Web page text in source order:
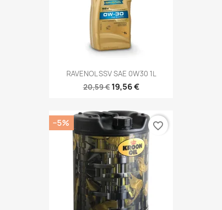
RAVENOL SSV SAE 0W30 1L
20,59 € 19,56 €
−5% favorite_border